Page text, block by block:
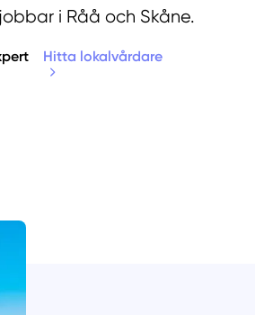
i Råå och Skåne.
Hitta lokalvårdare